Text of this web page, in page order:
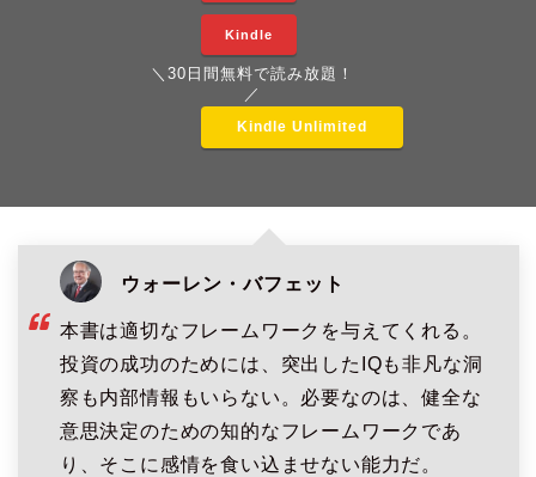
Kindle
＼30日間無料で読み放題！
／
Kindle Unlimited
ウォーレン・バフェット
本書は適切なフレームワークを与えてくれる。
投資の成功のためには、突出したIQも非凡な洞
察も内部情報もいらない。必要なのは、健全な
意思決定のための知的なフレームワークであ
り、そこに感情を食い込ませない能力だ。